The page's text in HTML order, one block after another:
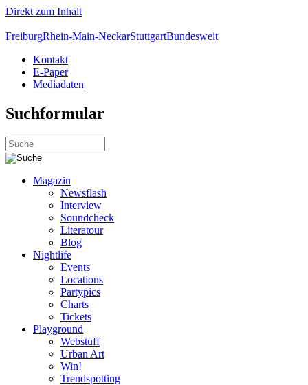
Direkt zum Inhalt
FreiburgRhein-Main-NeckarStuttgartBundesweit
Kontakt
E-Paper
Mediadaten
Suchformular
Magazin
Newsflash
Interview
Soundcheck
Literatour
Blog
Nightlife
Events
Locations
Partypics
Charts
Tickets
Playground
Webstuff
Urban Art
Win!
Trendspotting